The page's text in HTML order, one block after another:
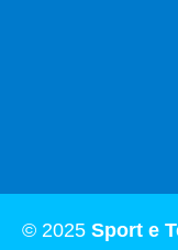
© 2025 Sport e